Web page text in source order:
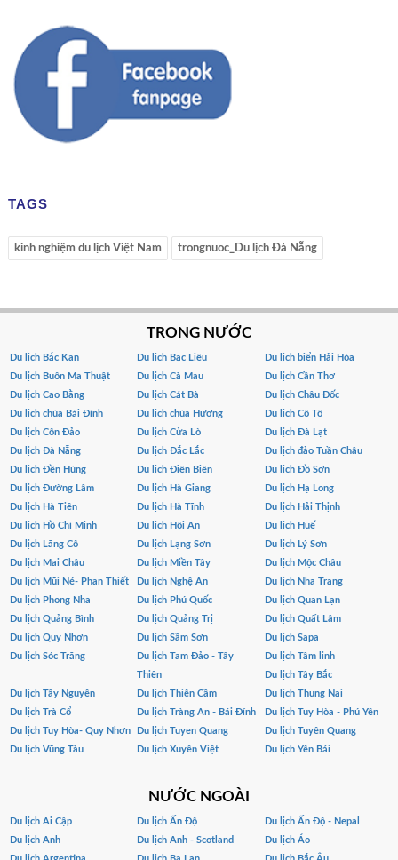
TAGS
kinh nghiệm du lịch Việt Nam trongnuoc_Du lịch Đà Nẵng
TRONG NƯỚC
Du lịch Bắc Kạn Du lịch Bạc Liêu
Du lịch biển Hải Hòa
Du lịch Buôn Ma Thuật
Du lịch Cà Mau
Du lịch Cần Thơ
Du lịch Cao Bằng
Du lịch Cát Bà
Du lịch Châu Đốc
Du lịch chùa Bái Đính
Du lịch chùa Hương
Du lịch Cô Tô
Du lịch Côn Đảo
Du lịch Cửa Lò
Du lịch Đà Lạt
Du lịch Đà Nẵng
Du lịch Đắc Lắc
Du lịch đảo Tuần Châu
Du lịch Đền Hùng
Du lịch Điện Biên
Du lịch Đồ Sơn
Du lịch Đường Lâm
Du lịch Hà Giang
Du lịch Hạ Long
Du lịch Hà Tiên
Du lịch Hà Tĩnh
Du lịch Hải Thịnh
Du lịch Hồ Chí Minh
Du lịch Hội An
Du lịch Huế
Du lịch Lăng Cô
Du lịch Lạng Sơn
Du lịch Lý Sơn
Du lịch Mai Châu
Du lịch Miền Tây
Du lịch Mộc Châu
Du lịch Mũi Né- Phan Thiết
Du lịch Nghệ An
Du lịch Nha Trang
Du lịch Phong Nha
Du lịch Phú Quốc
Du lịch Quan Lạn
Du lịch Quảng Bình
Du lịch Quảng Trị
Du lịch Quất Lâm
Du lịch Quy Nhơn
Du lịch Sầm Sơn
Du lịch Sapa
Du lịch Sóc Trăng
Du lịch Tam Đảo - Tây
Thiên
Du lịch Tâm linh
Du lịch Tây Bắc
Du lịch Tây Nguyên
Du lịch Thiên Cầm
Du lịch Thung Nai
Du lịch Trà Cổ
Du lịch Tràng An - Bái Đính
Du lịch Tuy Hòa - Phú Yên
Du lịch Tuy Hòa- Quy Nhơn
Du lịch Tuyen Quang
Du lịch Tuyên Quang
Du lịch Vũng Tàu
Du lịch Xuyên Việt Du lịch Yên Bái
NƯỚC NGOÀI
Du lịch Ai Cập Du lịch Ấn Độ
Du lịch Ấn Độ - Nepal
Du lịch Anh
Du lịch Anh - Scotland
Du lịch Áo